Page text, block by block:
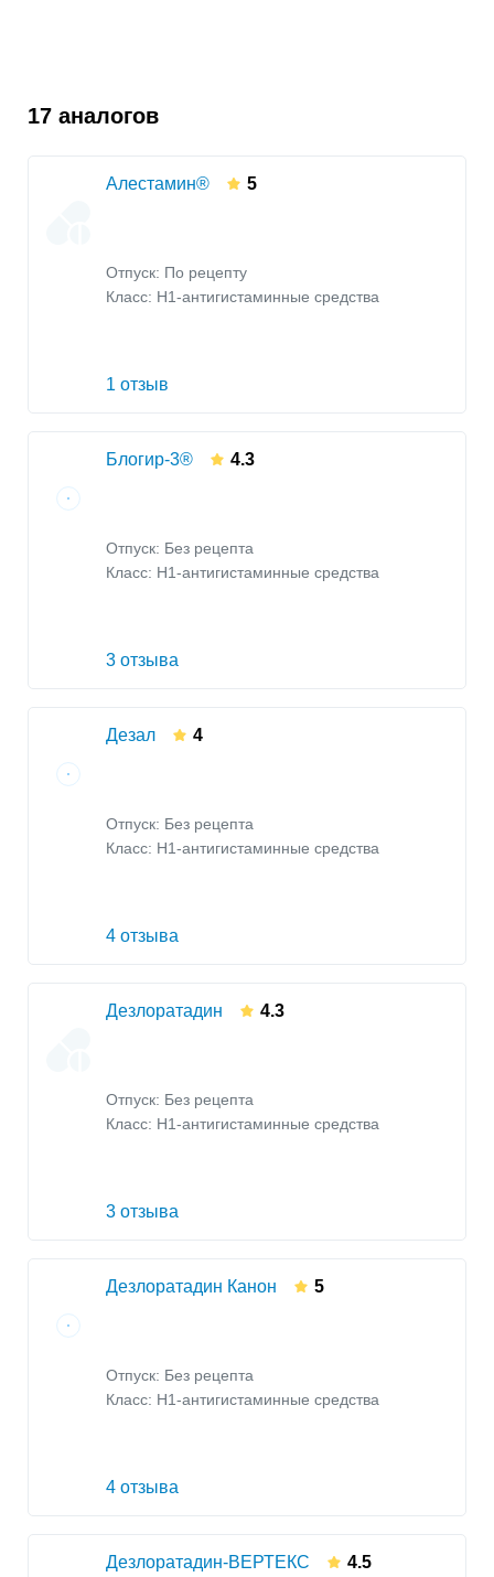
17 аналогов
Алестамин® 5
Отпуск: По рецепту
Класс: H1-антигистаминные средства
1 отзыв
Блогир-3® 4.3
Отпуск: Без рецепта
Класс: H1-антигистаминные средства
3 отзыва
Дезал 4
Отпуск: Без рецепта
Класс: H1-антигистаминные средства
4 отзыва
Дезлоратадин 4.3
Отпуск: Без рецепта
Класс: H1-антигистаминные средства
3 отзыва
Дезлоратадин Канон 5
Отпуск: Без рецепта
Класс: H1-антигистаминные средства
4 отзыва
Дезлоратадин-ВЕРТЕКС 4.5